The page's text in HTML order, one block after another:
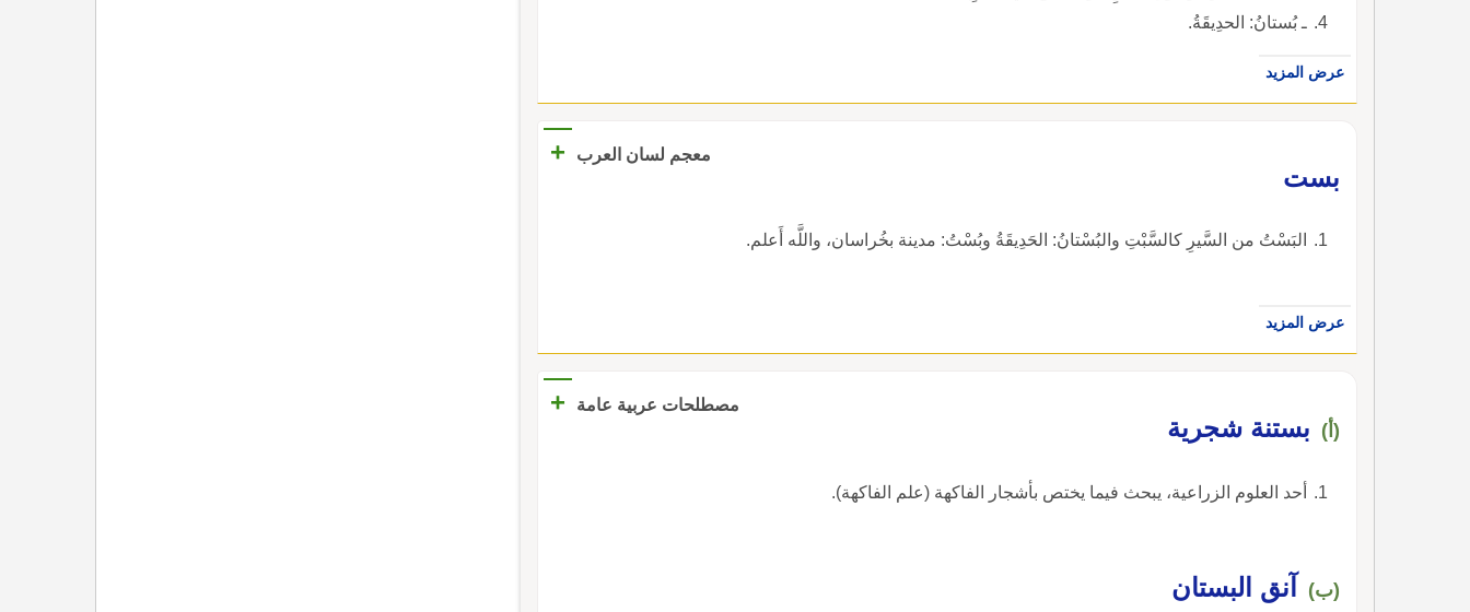
ـ بُستانُ: الحدِيقَةُ.
عرض المزيد
معجم لسان العرب
+
بست
البَسْتُ من السَّيرِ كالسَّبْتِ والبُسْتانُ: الحَدِيقَةُ وبُسْتُ: مدينة بخُراسان، واللَّه أَعلم.
عرض المزيد
مصطلحات عربية عامة +
(أ) بستنة شجرية
أحد العلوم الزراعية، يبحث فيما يختص بأشجار الفاكهة (علم الفاكهة).
(ب) آنق البستان